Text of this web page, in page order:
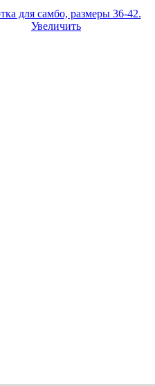
Увеличить